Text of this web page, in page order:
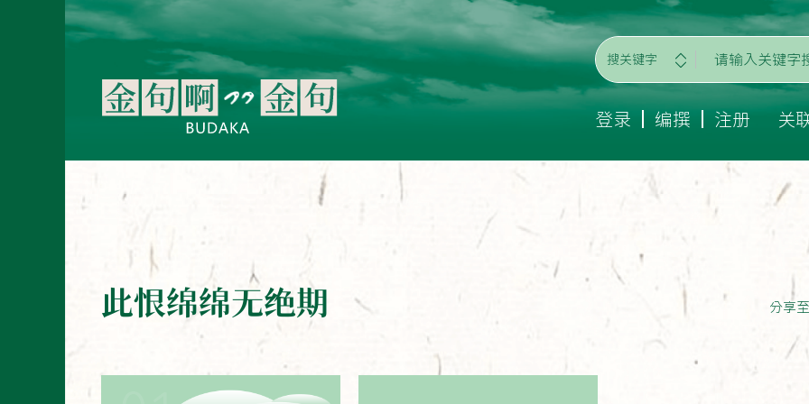
搜关键字
登录 编撰 注册 关
此恨绵绵无绝期 分享